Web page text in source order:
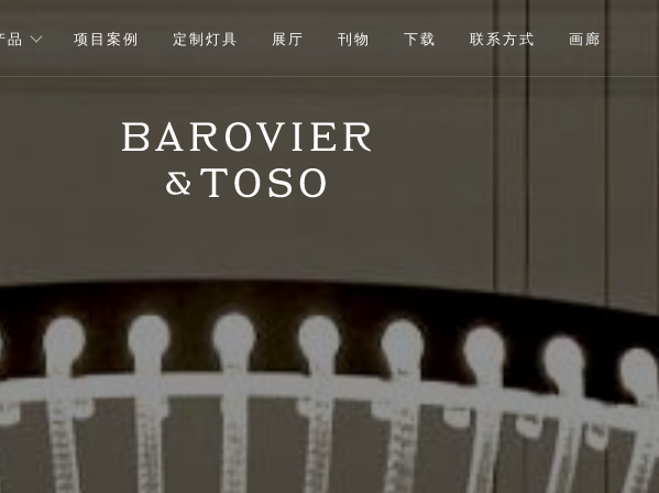
品 项目案例 定制灯具 展厅 刊物 下载 联系方式 画廊